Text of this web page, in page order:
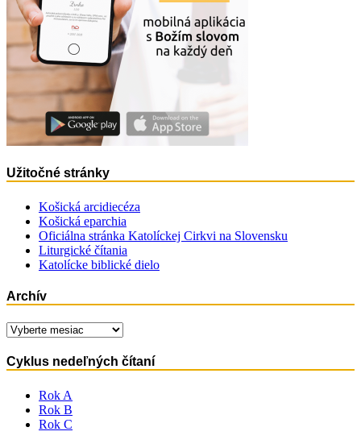
Užitočné stránky
Košická arcidiecéza
Košická eparchia
Oficiálna stránka Katolíckej Cirkvi na Slovensku
Liturgické čítania
Katolícke biblické dielo
Archív
Archív
Cyklus nedeľných čítaní
Rok A
Rok B
Rok C